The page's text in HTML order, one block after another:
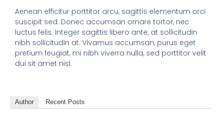
Aenean efficitur porttitor arcu, sagittis elementum orci
suscipit sed. Donec accumsan ornare tortor, nec
luctus felis. Integer sagittis libero ante, at sollicitudin
nibh sollicitudin at. Vivamus accumsan, purus eget
pretium feugiat, mi nibh viverra nulla, sed porttitor velit
dui sit amet nisl.
Author Recent Posts